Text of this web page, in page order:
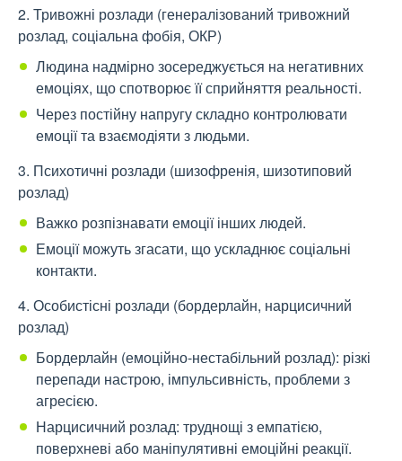
2. Тривожні розлади (генералізований тривожний
розлад, соціальна фобія, ОКР)
Людина надмірно зосереджується на негативних
емоціях, що спотворює її сприйняття реальності.
Через постійну напругу складно контролювати
емоції та взаємодіяти з людьми.
3. Психотичні розлади (шизофренія, шизотиповий
розлад)
Важко розпізнавати емоції інших людей.
Емоції можуть згасати, що ускладнює соціальні
контакти.
4. Особистісні розлади (бордерлайн, нарцисичний
розлад)
Бордерлайн (емоційно-нестабільний розлад): різкі
перепади настрою, імпульсивність, проблеми з
агресією.
Нарцисичний розлад: труднощі з емпатією,
поверхневі або маніпулятивні емоційні реакції.